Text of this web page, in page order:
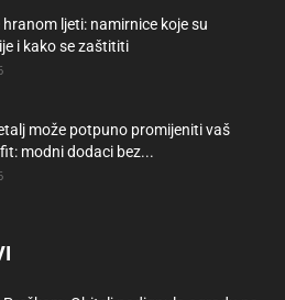
hranom ljeti: namirnice koje su
i kako se zaštititi
može potpuno promijeniti vaš
modni dodaci bez...